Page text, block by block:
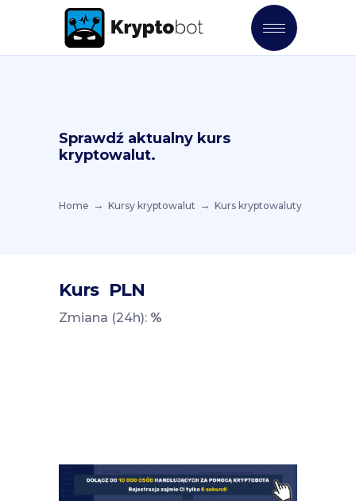
Sprawdź aktualny kurs
kryptowalut.
Home Kursy kryptowalut Kurs kryptowaluty
Kurs PLN
Zmiana (24h): %